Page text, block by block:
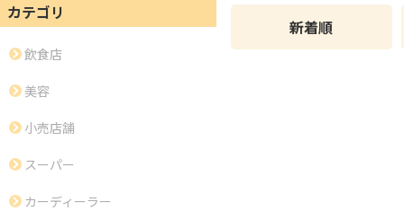
カテゴリ
飲食店
美容
小売店舗
スーパー
カーディーラー
新着順